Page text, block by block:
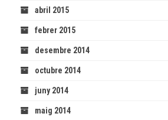
abril 2015
febrer 2015
desembre 2014
octubre 2014
juny 2014
maig 2014